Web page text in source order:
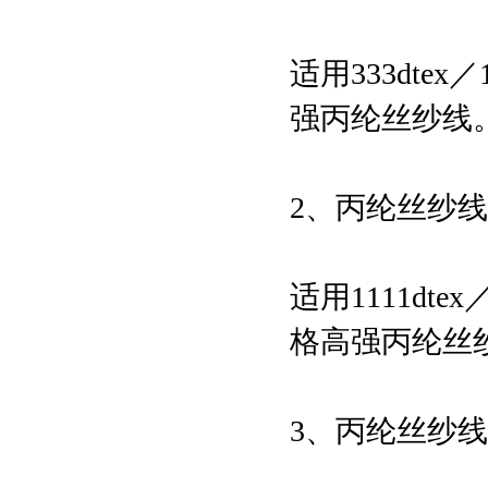
适用333dtex
强丙纶丝纱线
2、丙纶丝纱
适用1111dtex
格高强丙纶丝
3、丙纶丝纱